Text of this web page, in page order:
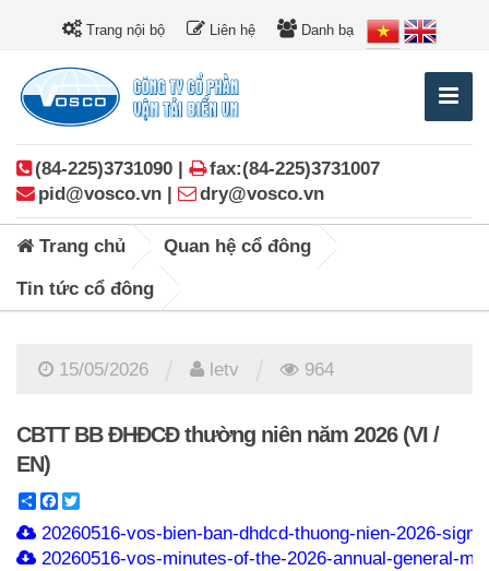
Trang nội bộ Liên hệ Danh bạ
(84-225)3731090 |
fax:(84-225)3731007
pid@vosco.vn |
dry@vosco.vn
Trang chủ Quan hệ cổ đông
Tin tức cổ đông
15/05/2026 letv 964
CBTT BB ĐHĐCĐ thường niên năm 2026 (VI /
EN)
ShareFacebook
20260516-vos-bien-ban-dhdcd-thuong-nien-2026-
20260516-vos-minutes-of-the-2026-annual-general-